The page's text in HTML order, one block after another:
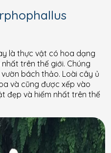
là thực vật có hoa dạng
trên thế giới. Chúng
bách thảo. Loài cây ủ
và cũng được xếp vào
đẹp và hiếm nhất trên thế